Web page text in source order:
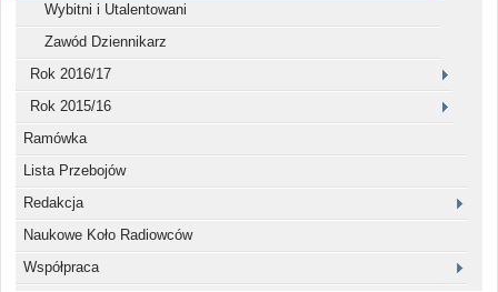
Wybitni i Utalentowani
Zawód Dziennikarz
Rok 2016/17
Rok 2015/16
Ramówka
Lista Przebojów
Redakcja
Naukowe Koło Radiowców
Współpraca